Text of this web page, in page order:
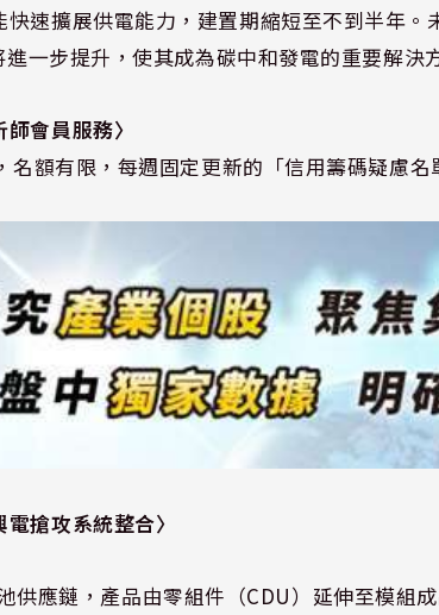
速擴展供電能力，建置期縮短至不到半年。
一步提升，使其成為碳中和發電的重要解決
會員服務〉
名額有限，每週固定更新的「信用籌碼疑慮
搶攻系統整合〉
供應鏈，產品由零組件（CDU）延伸至模組